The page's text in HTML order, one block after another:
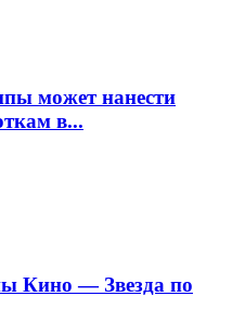
может нанести
в...
Кино — Звезда по